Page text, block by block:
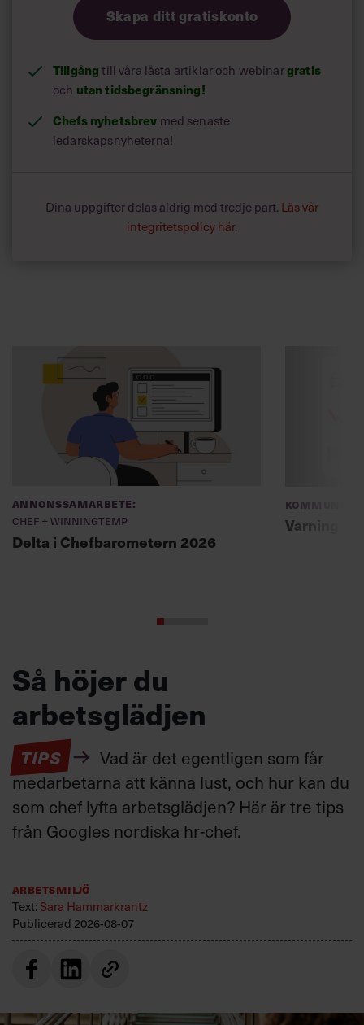
Skapa ditt gratiskonto
Tillgångtill våra låsta artiklar och webinargratis
och utan tidsbegränsning!
Chefs nyhetsbrev med senaste
ledarskapsnyheterna!
Dina uppgifter delas aldrig med tredje part. Läs vår
integritetspolicy här.
Annonssamarbete:
Chef + Winningtemp
Delta i Chefbarometern 2026
Varning
Så höjer du
arbetsglädjen
TIPS
Vad är det egentligen som får
medarbetarna att känna lust, och hur kan du
som chef lyfta arbetsglädjen? Här är tre tips
från Googles nordiska hr-chef.
Arbetsmiljö
Text:Sara Hammarkrantz
Publicerad 2026-08-07